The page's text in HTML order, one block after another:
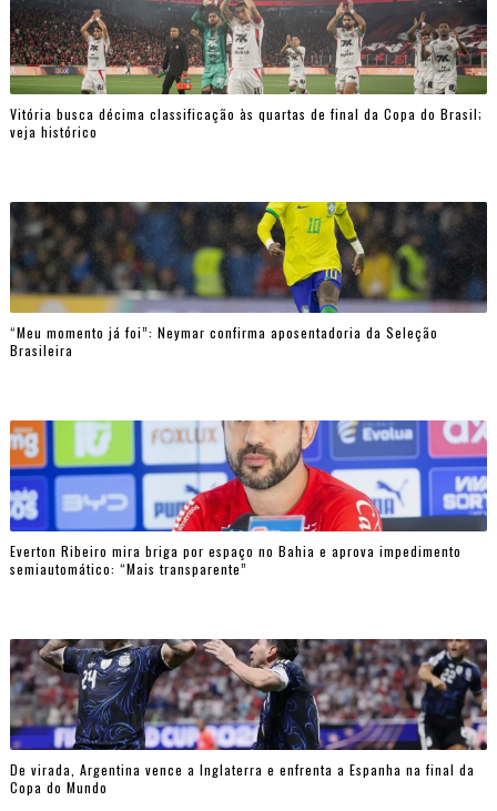
Vitória busca décima classificação às quartas de final da Copa do Brasil;
veja histórico
“Meu momento já foi”: Neymar confirma aposentadoria da Seleção
Brasileira
Everton Ribeiro mira briga por espaço no Bahia e aprova impedimento
semiautomático: “Mais transparente”
De virada, Argentina vence a Inglaterra e enfrenta a Espanha na final da
Copa do Mundo